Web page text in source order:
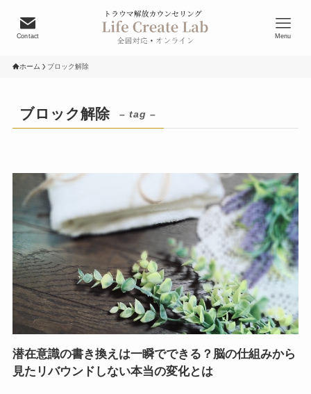
Contact Menu
ホーム ブロック解除
ブロック解除 – tag –
潜在意識の書き換えは一瞬でできる？脳の仕組みから
見たリバウンドしない本当の変化とは